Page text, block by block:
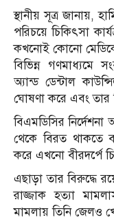
স্থানীয় সূত্র জানায়,
পরিচয়ে চিকিৎসা
কখনোই কোনো
বিভিন্ন গণমাধ্যমে
অ্যান্ড ডেন্টাল
ঘোষণা করে এবং তার
বিএমডিসির
থেকে বিরত থাকতে
করে এখনো বীরদর্পে
এছাড়া তার বিরুদ্ধে
রাজ্জাক হত্যা
মামলায় তিনি জেলও